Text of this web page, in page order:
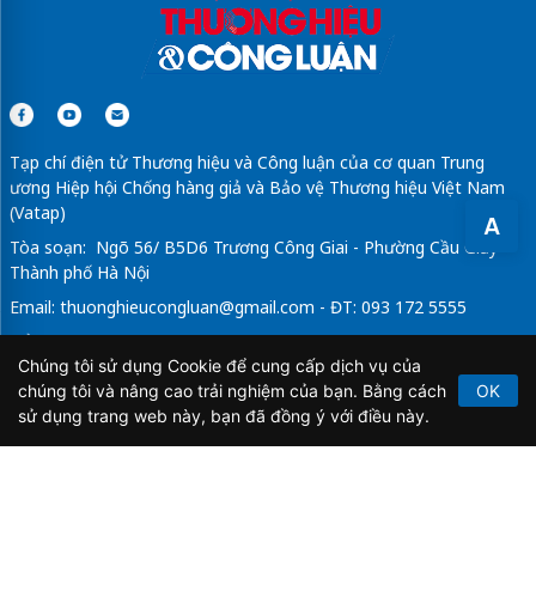
A
Tạp chí điện tử Thương hiệu và Công luận của cơ quan Trung
ương Hiệp hội Chống hàng giả và Bảo vệ Thương hiệu Việt Nam
(Vatap)
Tòa soạn: Ngõ 56/ B5D6 Trương Công Giai - Phường Cầu Giấy -
Thành phố Hà Nội
Email: thuonghieucongluan@gmail.com - ĐT: 093 172 5555
Tổng Biên Tập: Vũ Đức Thuận
Giấy phép hoạt động báo chí điện tử số 64/GP-BTTTT do Bộ
Thông tin và Truyền thông cấp ngày 21/2/2020.
Chúng tôi sử dụng Cookie để cung cấp dịch vụ của
chúng tôi và nâng cao trải nghiệm của bạn. Bằng cách
sử dụng trang web này, bạn đã đồng ý với điều này.
OK